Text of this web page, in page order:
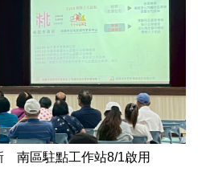
南區駐點工作站8/1啟用